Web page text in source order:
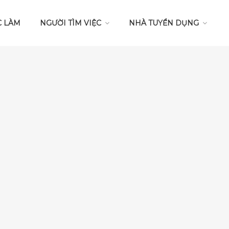
LÀM NGƯỜI TÌM VIỆC NHÀ TUYỂN DỤNG